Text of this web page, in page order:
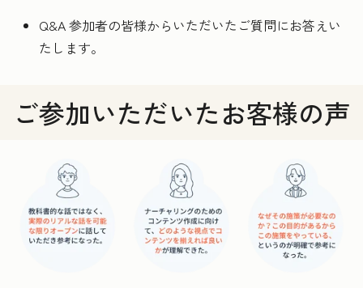
Q&A 参加者の皆様からいただいたご質問にお答えい
たします。
ご参加いただいたお客様の声